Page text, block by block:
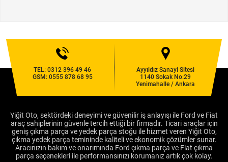
TEL:0312 396 49 46
GSM: 0555 878 68 95
Ayyıldız Sanayi Sitesi
1140 Sokak No:29
Yenimahalle / Ankara
Yiğit Oto, sektördeki deneyimi ve güvenilir iş anlayışı ile Ford ve Fiat
araç sahiplerinin güvenle tercih ettiği bir firmadır. Ticari araçlar için
geniş çıkma parça ve yedek parça stoğu ile hizmet veren Yiğit Oto,
çıkma yedek parça temininde kaliteli ve ekonomik çözümler sunar.
Aracınızın bakım ve onarımında Ford çıkma parça ve Fiat çıkma
parça seçenekleri ile performansınızı korumanız artık çok kolay.